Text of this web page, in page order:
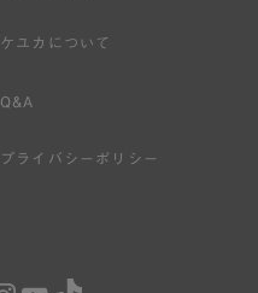
ケユカについて
Q&A
プライバシーポリシー